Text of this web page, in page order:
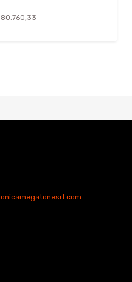
9 CUOTAS SIN INTERÉS
Sin Impuestos Nacionales: